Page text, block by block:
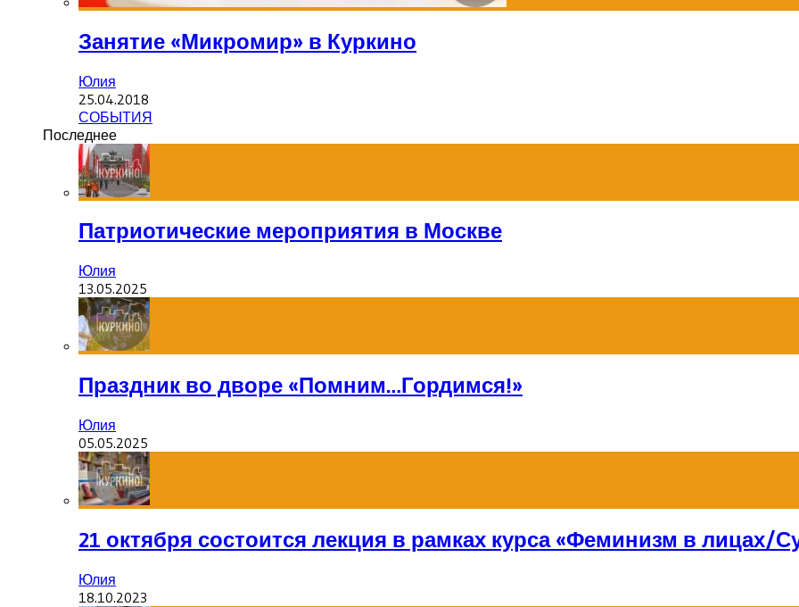
Занятие «Микромир» в Куркино
Юлия
25.04.2018
СОБЫТИЯ
Последнее
Патриотические мероприятия в Москве
Юлия
13.05.2025
Праздник во дворе «Помним…Гордимся!»
Юлия
05.05.2025
21 октября состоится лекция в рамках курса «Феминизм в лицах/
Юлия
18.10.2023